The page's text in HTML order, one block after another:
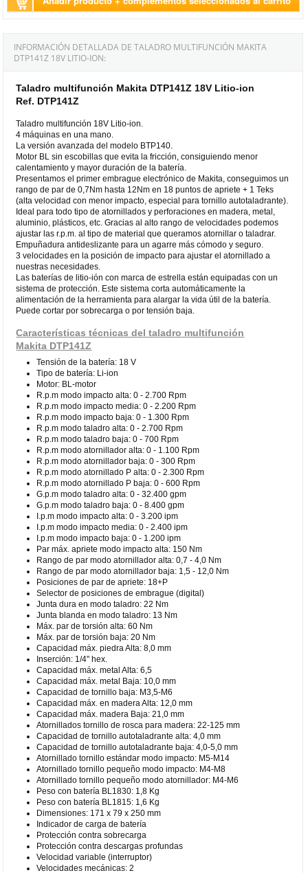
INFORMACIÓN DETALLADA DE TALADRO MULTIFUNCIÓN MAKITA
DTP141Z 18V LITIO-ION:
Taladro multifunción Makita DTP141Z 18V Litio-ion
Ref. DTP141Z
Taladro multifunción 18V Litio-ion.
4 máquinas en una mano.
La versión avanzada del modelo BTP140.
Motor BL sin escobillas que evita la fricción, consiguiendo menor
calentamiento y mayor duración de la batería.
Presentamos el primer embrague electrónico de Makita, conseguimos un
rango de par de 0,7Nm hasta 12Nm en 18 puntos de apriete + 1 Teks
(alta velocidad con menor impacto, especial para tornillo autotaladrante).
Ideal para todo tipo de atornillados y perforaciones en madera, metal,
aluminio, plásticos, etc. Gracias al alto rango de velocidades podemos
ajustar las r.p.m. al tipo de material que queramos atornillar o taladrar.
Empuñadura antideslizante para un agarre más cómodo y seguro.
3 velocidades en la posición de impacto para ajustar el atornillado a
nuestras necesidades.
Las baterías de litio-ión con marca de estrella están equipadas con un
sistema de protección. Este sistema corta automáticamente la
alimentación de la herramienta para alargar la vida útil de la batería.
Puede cortar por sobrecarga o por tensión baja.
Características técnicas del taladro multifunción
Makita DTP141Z
Tensión de la batería: 18 V
Tipo de batería: Li-ion
Motor: BL-motor
R.p.m modo impacto alta: 0 - 2.700 Rpm
R.p.m modo impacto media: 0 - 2.200 Rpm
R.p.m modo impacto baja: 0 - 1.300 Rpm
R.p.m modo taladro alta: 0 - 2.700 Rpm
R.p.m modo taladro baja: 0 - 700 Rpm
R.p.m modo atornillador alta: 0 - 1.100 Rpm
R.p.m modo atornillador baja: 0 - 300 Rpm
R.p.m modo atornillado P alta: 0 - 2.300 Rpm
R.p.m modo atornillado P baja: 0 - 600 Rpm
G.p.m modo taladro alta: 0 - 32.400 gpm
G.p.m modo taladro baja: 0 - 8.400 gpm
I.p.m modo impacto alta: 0 - 3.200 ipm
I.p.m modo impacto media: 0 - 2.400 ipm
I.p.m modo impacto baja: 0 - 1.200 ipm
Par máx. apriete modo impacto alta: 150 Nm
Rango de par modo atornillador alta: 0,7 - 4,0 Nm
Rango de par modo atornillador baja: 1,5 - 12,0 Nm
Posiciones de par de apriete: 18+P
Selector de posiciones de embrague (digital)
Junta dura en modo taladro: 22 Nm
Junta blanda en modo taladro: 13 Nm
Máx. par de torsión alta: 60 Nm
Máx. par de torsión baja: 20 Nm
Capacidad máx. piedra Alta: 8,0 mm
Inserción: 1/4" hex.
Capacidad máx. metal Alta: 6,5
Capacidad máx. metal Baja: 10,0 mm
Capacidad de tornillo baja: M3,5-M6
Capacidad máx. en madera Alta: 12,0 mm
Capacidad máx. madera Baja: 21,0 mm
Atornillados tornillo de rosca para madera: 22-125 mm
Capacidad de tornillo autotaladrante alta: 4,0 mm
Capacidad de tornillo autotaladrante baja: 4,0-5,0 mm
Atornillado tornillo estándar modo impacto: M5-M14
Atornillado tornillo pequeño modo impacto: M4-M8
Atornillado tornillo pequeño modo atornillador: M4-M6
Peso con batería BL1830: 1,8 Kg
Peso con batería BL1815: 1,6 Kg
Dimensiones: 171 x 79 x 250 mm
Indicador de carga de batería
Protección contra sobrecarga
Protección contra descargas profundas
Velocidad variable (interruptor)
Velocidades mecánicas: 2